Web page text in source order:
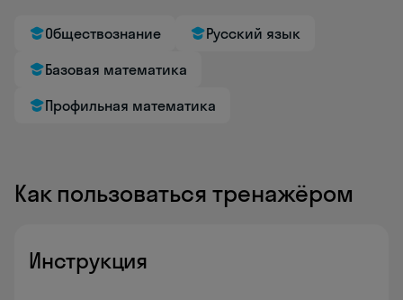
Обществознание
Русский язык
Базовая математика
Профильная математика
Как пользоваться тренажёром
Инструкция